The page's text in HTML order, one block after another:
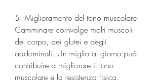
5. Miglioramento del tono muscolare:
Camminare coinvolge molti muscoli
del corpo, dei glutei e degli
addominali. Un miglio al giorno può
contribuire a migliorare il tono
muscolare e la resistenza fisica.